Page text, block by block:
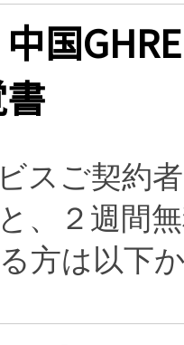
国
スご契約
、２週間
方は以下